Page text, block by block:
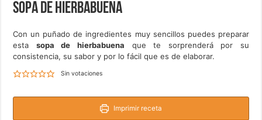
Sopa de hierbabuena
Con un puñado de ingredientes muy sencillos puedes preparar
esta sopa de hierbabuena que te sorprenderá por su
consistencia, su sabor y por lo fácil que es de elaborar.
Sin votaciones
Imprimir receta